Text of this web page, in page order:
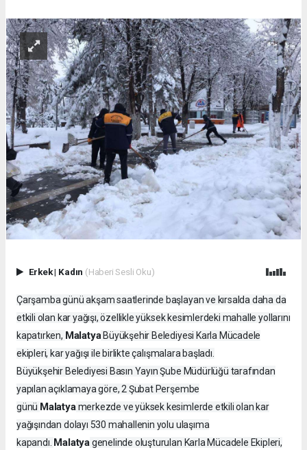
Erkek| Kadın (Haberi Sesli Oku)
Çarşamba günü akşam saatlerinde başlayan ve kırsalda daha da
etkili olan kar yağışı, özellikle yüksek kesimlerdeki mahalle yollarını
kapatırken, Malatya Büyükşehir Belediyesi Karla Mücadele
ekipleri, kar yağışı ile birlikte çalışmalara başladı.
Büyükşehir Belediyesi Basın Yayın Şube Müdürlüğü tarafından
yapılan açıklamaya göre, 2 Şubat Perşembe
günü Malatyamerkezde ve yüksek kesimlerde etkili olan kar
yağışından dolayı 530 mahallenin yolu ulaşıma
kapandı. Malatyagenelinde oluşturulan Karla Mücadele Ekipleri,